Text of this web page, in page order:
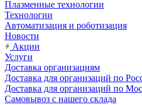
Плазменные технологии
Технологии
Автоматизация и роботизация
Новости
Акции
Услуги
Доставка организациям
Доставка для организаций по
Доставка для организаций по
Самовывоз с нашего склада